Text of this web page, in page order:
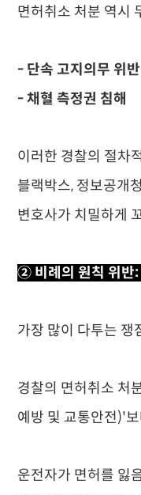
면허취소 처분 역시
- 단속 고지의무 위반
- 채혈 측정권 침해
이러한 경찰의 절차
블랙박스, 정보공개
변호사가 치밀하게
② 비례의 원칙 위반
가장 많이 다투는 쟁
경찰의 면허취소 처
예방 및 교통안전)'
운전자가 면허를 잃